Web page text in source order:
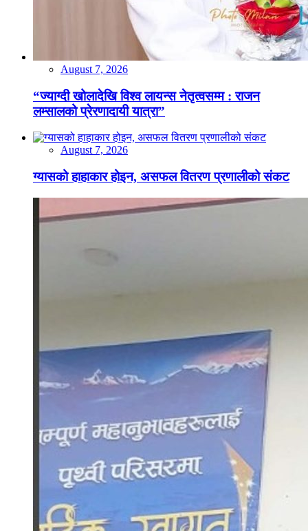
August 7, 2026
“ज्याग्दी खोलादेखि विश्व लायन्स नेतृत्वसम्म : राजन
लम्सालको प्रेरणादायी यात्रा”
August 7, 2026
ग्यासको हाहाकार होइन, असफल वितरण प्रणालीको संकट